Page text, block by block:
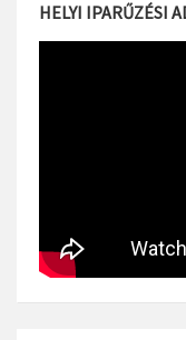
HELYI IPARŰZÉSI